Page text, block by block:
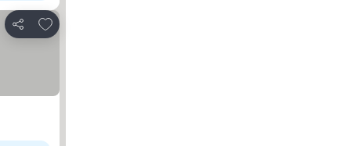
分享
加入我的最愛